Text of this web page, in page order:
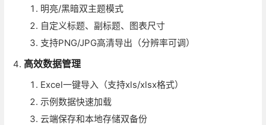
明亮/黑暗双主题模式
自定义标题、副标题、图表尺寸
支持PNG/JPG高清导出（分辨率可调）
高效数据管理
Excel一键导入（支持xls/xlsx格式）
示例数据快速加载
云端保存和本地存储双备份